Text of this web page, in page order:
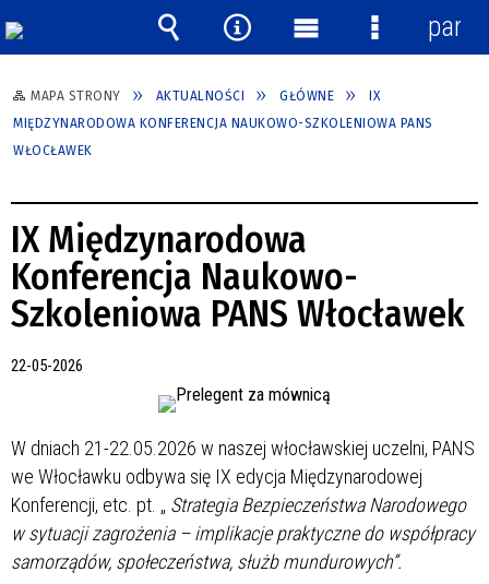
MAPA STRONY AKTUALNOŚCI GŁÓWNE
IX
MIĘDZYNARODOWA KONFERENCJA NAUKOWO-SZKOLENIOWA PANS
WŁOCŁAWEK
IX Międzynarodowa
Konferencja Naukowo-
Szkoleniowa PANS Włocławek
22-05-2026
W dniach 21-22.05.2026 w naszej włocławskiej uczelni, PANS
we Włocławku odbywa się IX edycja Międzynarodowej
Konferencji, etc. pt. „ Strategia Bezpieczeństwa Narodowego
w sytuacji zagrożenia – implikacje praktyczne do współpracy
samorządów, społeczeństwa, służb mundurowych”.
Wyszukiwarka
Narzędzia
Menu
główne
Menu
panel